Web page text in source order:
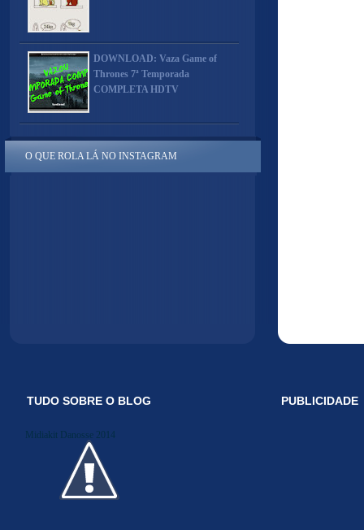
DOWNLOAD: Vaza Game of
Thrones 7ª Temporada
COMPLETA HDTV
O QUE ROLA LÁ NO INSTAGRAM
TUDO SOBRE O BLOG
Midiakit Danosse 2014
PUBLICIDADE